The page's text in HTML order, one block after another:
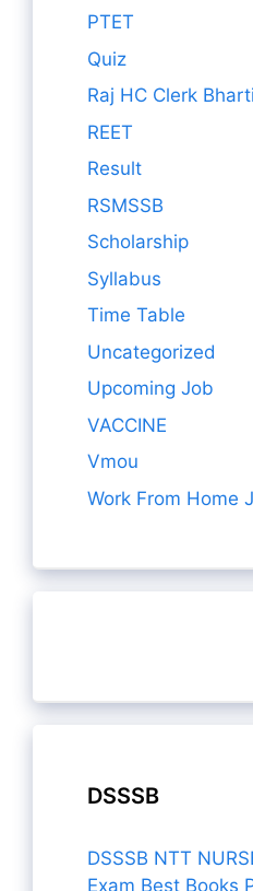
PTET
Quiz
Raj HC Clerk Bharti
REET
Result
RSMSSB
Scholarship
Syllabus
Time Table
Uncategorized
Upcoming Job
VACCINE
Vmou
Work From Home
DSSSB
DSSSB NTT
Exam Best Books